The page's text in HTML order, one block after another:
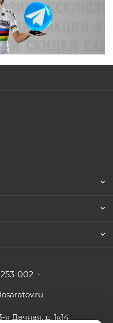
002
я Дачная, д. 1к14